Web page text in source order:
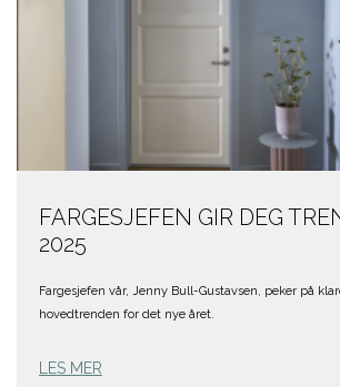
FARGESJEFEN GIR DEG
2025
Fargesjefen vår, Jenny Bull-Gustavsen, peker på
hovedtrenden for det nye året.
LES MER